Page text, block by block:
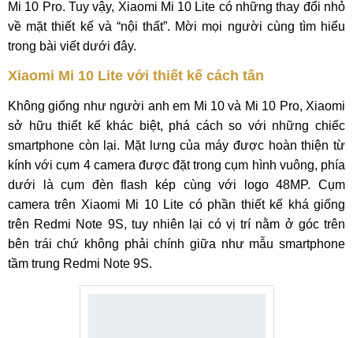
Mi 10 Pro. Tuy vậy, Xiaomi Mi 10 Lite có những thay đổi nhỏ
về mặt thiết kế và “nội thất”. Mời mọi người cùng tìm hiểu
trong bài viết dưới đây.
Xiaomi Mi 10 Lite với thiết kế cách tân
Không giống như người anh em Mi 10 và Mi 10 Pro, Xiaomi
sở hữu thiết kế khác biệt, phá cách so với những chiếc
smartphone còn lại. Mặt lưng của máy được hoàn thiện từ
kính với cụm 4 camera được đặt trong cụm hình vuông, phía
dưới là cụm đèn flash kép cùng với logo 48MP. Cụm
camera trên Xiaomi Mi 10 Lite có phần thiết kế khá giống
trên Redmi Note 9S, tuy nhiên lại có vị trí nằm ở góc trên
bên trái chứ không phải chính giữa như mẫu smartphone
tầm trung Redmi Note 9S.